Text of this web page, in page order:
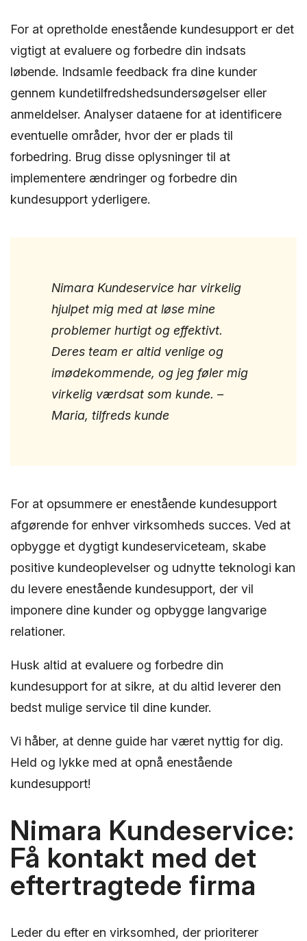
For at opretholde enestående kundesupport er det
vigtigt at evaluere og forbedre din indsats
løbende. Indsamle feedback fra dine kunder
gennem kundetilfredshedsundersøgelser eller
anmeldelser. Analyser dataene for at identificere
eventuelle områder, hvor der er plads til
forbedring. Brug disse oplysninger til at
implementere ændringer og forbedre din
kundesupport yderligere.
Nimara Kundeservice har virkelig
hjulpet mig med at løse mine
problemer hurtigt og effektivt.
Deres team er altid venlige og
imødekommende, og jeg føler mig
virkelig værdsat som kunde. –
Maria, tilfreds kunde
For at opsummere er enestående kundesupport
afgørende for enhver virksomheds succes. Ved at
opbygge et dygtigt kundeserviceteam, skabe
positive kundeoplevelser og udnytte teknologi kan
du levere enestående kundesupport, der vil
imponere dine kunder og opbygge langvarige
relationer.
Husk altid at evaluere og forbedre din
kundesupport for at sikre, at du altid leverer den
bedst mulige service til dine kunder.
Vi håber, at denne guide har været nyttig for dig.
Held og lykke med at opnå enestående
kundesupport!
Nimara Kundeservice:
Få kontakt med det
eftertragtede firma
Leder du efter en virksomhed, der prioriterer